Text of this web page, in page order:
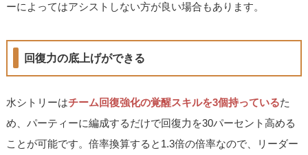
ーによってはアシストしない方が良い場合もあります。
回復力の底上げができる
水シトリーはチーム回復強化の覚醒スキルを3個持っているた
め、パーティーに編成するだけで回復力を30パーセント高める
ことが可能です。倍率換算すると1.3倍の倍率なので、リーダー